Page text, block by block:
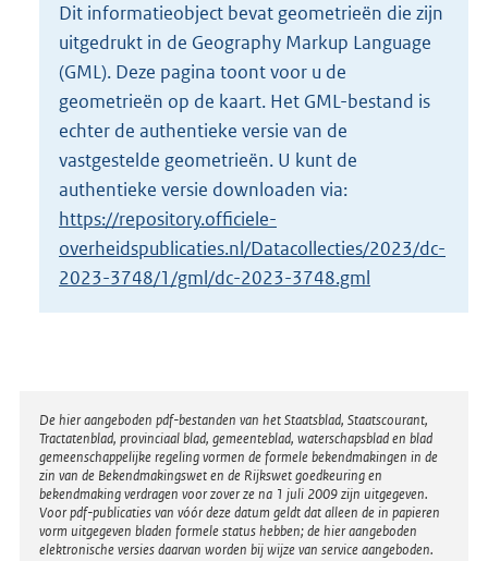
o
t
t
e
4
8
K
Dit informatieobject bevat geometrieën die zijn
uitgedrukt in de Geography Markup Language
(GML). Deze pagina toont voor u de
geometrieën op de kaart. Het GML-bestand is
echter de authentieke versie van de
vastgestelde geometrieën. U kunt de
authentieke versie downloaden via:
https://repository.officiele-
overheidspublicaties.nl/Datacollecties/2023/dc-
2023-3748/1/gml/dc-2023-3748.gml
Disclaimer
De hier aangeboden pdf-bestanden van het Staatsblad, Staatscourant,
Tractatenblad, provinciaal blad, gemeenteblad, waterschapsblad en blad
gemeenschappelijke regeling vormen de formele bekendmakingen in de
zin van de Bekendmakingswet en de Rijkswet goedkeuring en
bekendmaking verdragen voor zover ze na 1 juli 2009 zijn uitgegeven.
Voor pdf-publicaties van vóór deze datum geldt dat alleen de in papieren
vorm uitgegeven bladen formele status hebben; de hier aangeboden
elektronische versies daarvan worden bij wijze van service aangeboden.